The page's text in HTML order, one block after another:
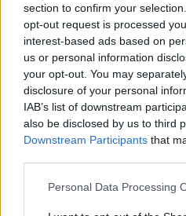
section to confirm your
opt-out request is processed
interest-based ads based on
us or personal information
your opt-out. You may
disclosure of your personal
IAB’s list of downstream
also be disclosed by us to third
Downstream Participants that
Personal Data Processing
Presidenti moderni,
rancori
20/11/2011
Tutti i presidenti della
30/09/2011